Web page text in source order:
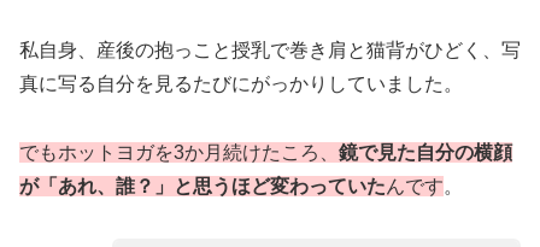
私自身、産後の抱っこと授乳で巻き肩と猫背がひどく、写
真に写る自分を見るたびにがっかりしていました。
でもホットヨガを3か月続けたころ、 鏡で見た自分の横顔
が「あれ、誰？」と思うほど変わっていたんです。